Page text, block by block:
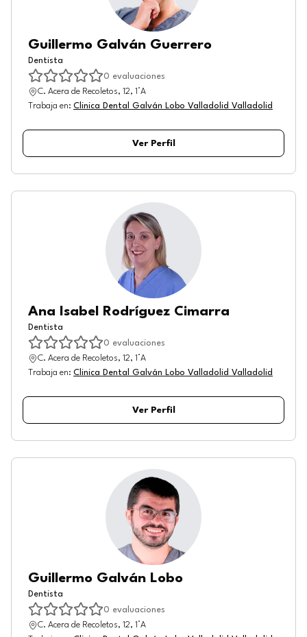
Guillermo Galván Guerrero
Dentista
0 evaluaciones
C. Acera de Recoletos, 12, 1°A
Trabaja en: Clinica Dental Galván Lobo Valladolid Valladolid
Ver Perfil
Ana Isabel Rodríguez Cimarra
Dentista
0 evaluaciones
C. Acera de Recoletos, 12, 1°A
Trabaja en: Clinica Dental Galván Lobo Valladolid Valladolid
Ver Perfil
Guillermo Galván Lobo
Dentista
0 evaluaciones
C. Acera de Recoletos, 12, 1°A